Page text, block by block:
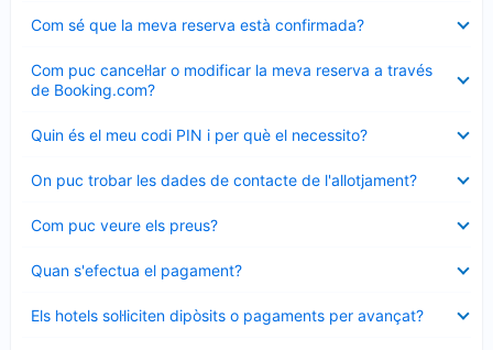
Com sé que la meva reserva està confirmada?
tancat
Com puc cancel·lar o modificar la meva reserva a través
de Booking.com?
tancat
Quin és el meu codi PIN i per què el necessito?
tancat
On puc trobar les dades de contacte de l'allotjament?
tancat
Com puc veure els preus?
tancat
Quan s'efectua el pagament?
tancat
Els hotels sol·liciten dipòsits o pagaments per avançat?
tancat